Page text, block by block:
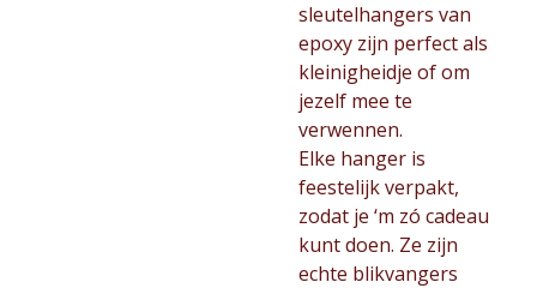
sleutelhangers van
epoxy zijn perfect als
kleinigheidje of om
jezelf mee te
verwennen.
Elke hanger is
feestelijk verpakt,
zodat je ‘m zó cadeau
kunt doen. Ze zijn
echte blikvangers